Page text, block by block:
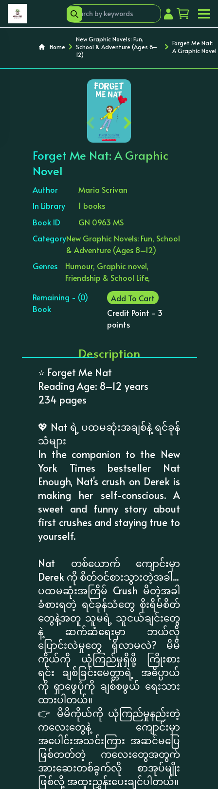
Home
New Graphic Novels: Fun,
School & Adventure (Ages 8–
12)
Forget Me Nat:
A Graphic Novel
‹ ›
Forget Me Nat: A Graphic
Novel
Author
Maria Scrivan
In Library
1 books
Book ID
GN 0963 MS
CategoryNew Graphic Novels: Fun, School
& Adventure (Ages 8–12)
Genres
Humour, Graphic novel,
Friendship & School Life,
Remaining - (0)
Book
Add To Cart
Credit Point - 3
points
Description
⭐ Forget Me Nat
Reading Age: 8–12 years
234 pages
💖 Nat ရဲ့ ပထမဆုံးအချစ်နဲ့ ရင်ခုန်
သံများ
In the companion to the New
York Times bestseller Nat
Enough, Nat's crush on Derek is
making her self-conscious. A
sweet and funny story about
first crushes and staying true to
yourself.
Nat တစ်ယောက် ကျောင်းမှာ
Derek ကို စိတ်ဝင်စားသွားတဲ့အခါ...
ပထမဆုံးအကြိမ် Crush မိတဲ့အခါ
ခံစားရတဲ့ ရင်ခုန်သံတွေ စိုးရိမ်စိတ်
တွေနဲ့အတူ သူမရဲ့ သူငယ်ချင်းတွေ
နဲ့ ဆက်ဆံရေးမှာ ဘယ်လို
ပြောင်းလဲမှုတွေ ရှိလာမလဲ? မိမိ
ကိုယ်ကို ယုံကြည်မှုရှိဖို့ ကြိုးစား
ရင်း ချစ်ခြင်းမေတ္တာရဲ့ အဓိပ္ပာယ်
ကို ရှာဖွေပုံကို ချစ်စဖွယ် ရေးသား
ထားပါတယ်။
👉 မိမိကိုယ်ကို ယုံကြည်မှုနည်းတဲ့
ကလေးတွေနဲ့ ကျောင်းမှာ
အပေါင်းအသင်းကြား အဆင်မပြေ
ဖြစ်တတ်တဲ့ ကလေးတွေအတွက်
အားဆေးတစ်ခွက်လို စာအုပ်မျိုး
ဖြစ်လို့ အထူးညွှန်းပေးချင်ပါတယ်။